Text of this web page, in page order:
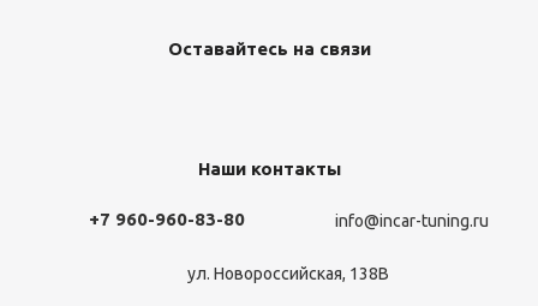
Оставайтесь на связи
Наши контакты
+7 960-960-83-80 info@incar-tuning.ru
ул. Новороссийская, 138В